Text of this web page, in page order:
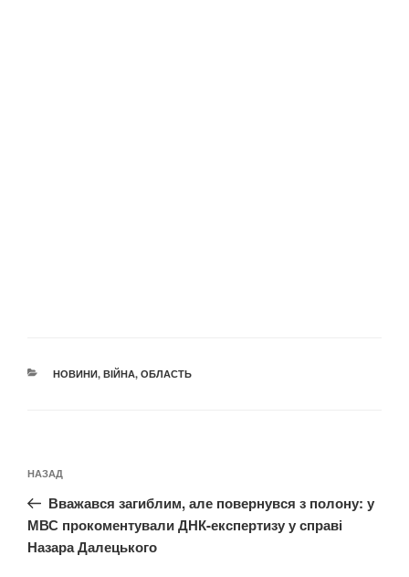
КАТЕГОРІЇ
НОВИНИ, ВІЙНА, ОБЛАСТЬ
записів
Попередній
запис:
НАЗАД
Вважався загиблим, але повернувся з полону: у
МВС прокоментували ДНК-експертизу у справі
Назара Далецького